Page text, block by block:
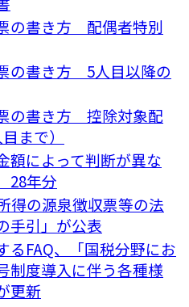
の書き方 配偶者特別
の書き方 5人目以降の
の書き方 控除対象配
まで）
によって判断が異な
28年分
得の源泉徴収票等の法
手引」が公表
るFAQ、「国税分野にお
制度導入に伴う各種様
更新